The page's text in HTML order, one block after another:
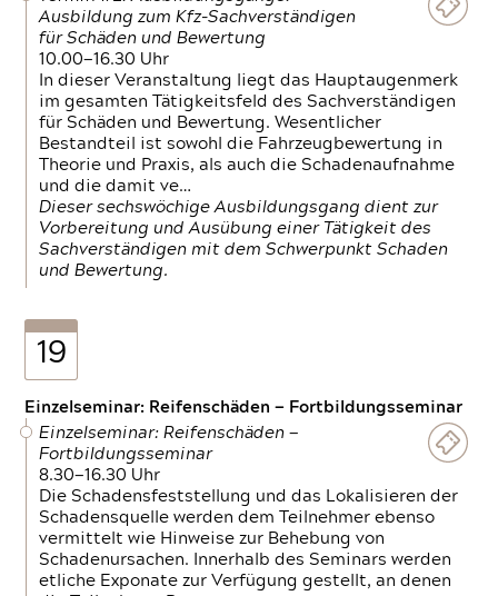
Ausbildung zum Kfz-Sachverständigen
für Schäden und Bewertung
10.00—16.30 Uhr
In dieser Veranstaltung liegt das Hauptaugenmerk
im gesamten Tätigkeitsfeld des Sachverständigen
für Schäden und Bewertung. Wesentlicher
Bestandteil ist sowohl die Fahrzeugbewertung in
Theorie und Praxis, als auch die Schadenaufnahme
und die damit ve…
Dieser sechswöchige Ausbildungsgang dient zur
Vorbereitung und Ausübung einer Tätigkeit des
Sachverständigen mit dem Schwerpunkt Schaden
und Bewertung.
19
Einzelseminar: Reifenschäden — Fortbildungsseminar
Einzelseminar: Reifenschäden —
Fortbildungsseminar
8.30—16.30 Uhr
Die Schadensfeststellung und das Lokalisieren der
Schadensquelle werden dem Teilnehmer ebenso
vermittelt wie Hinweise zur Behebung von
Schadenursachen. Innerhalb des Seminars werden
etliche Exponate zur Verfügung gestellt, an denen